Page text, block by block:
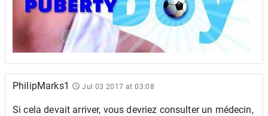
PhilipMarks1 Jul 03 2017 at 03:08
Si cela devait arriver, vous devriez consulter un médecin,